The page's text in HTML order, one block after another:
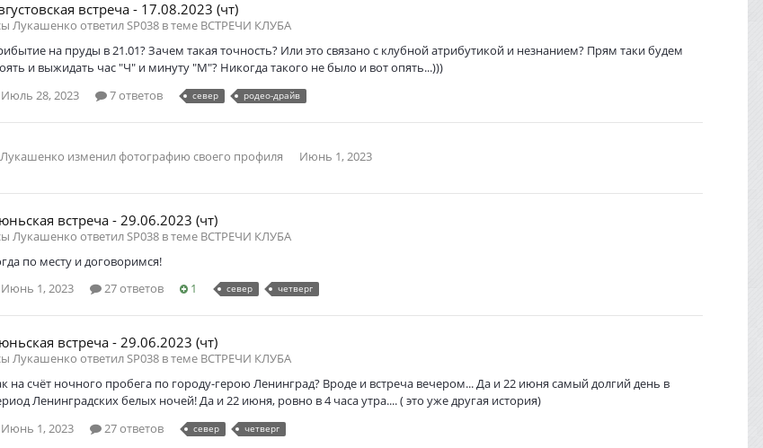
встреча - 17.08.2023 (чт)
Лукашенко ответил SP038 в теме ВСТРЕЧИ КЛУБА
на пруды в 21.01? Зачем такая точность? Или это связано с клубной атрибутикой и незнанием? Прям таки будем
и выжидать час "Ч" и минуту "М"? Никогда такого не было и вот опять...)))
Июль 28, 2023
7 ответов север родео-драйв
изменил фотографию своего профиля Июнь 1, 2023
встреча - 29.06.2023 (чт)
Лукашенко ответил SP038 в теме ВСТРЕЧИ КЛУБА
по месту и договоримся!
Июнь 1, 2023
27 ответов 1 север четверг
встреча - 29.06.2023 (чт)
Лукашенко ответил SP038 в теме ВСТРЕЧИ КЛУБА
на счёт ночного пробега по городу-герою Ленинград? Вроде и встреча вечером... Да и 22 июня самый долгий день в
Ленинградских белых ночей! Да и 22 июня, ровно в 4 часа утра.... ( это уже другая история)
Июнь 1, 2023
27 ответов север четверг